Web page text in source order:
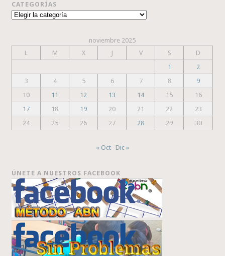
CATEGORÍAS
Categorías
noviembre 2025
L
M X J V S
D
1
2
3
4 5 6 7 8
9
10
11 12 13 14 15
16
17
18 19 20 21 22
23
24
25 26 27 28 29 30
« Oct Dic »
ÚNETE A NUESTROS FACEBOOK